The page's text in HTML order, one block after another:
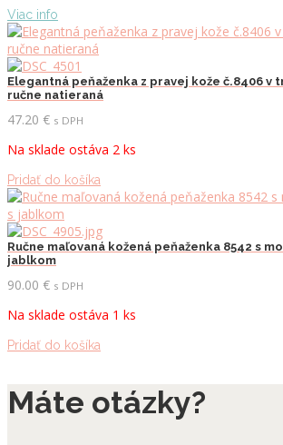
Viac info
Elegantná peňaženka z pravej kože č.8406 v
ručne natieraná
47.20 € s DPH
Na sklade ostáva 2 ks
Pridať do košíka
Ručne maľovaná kožená peňaženka 8542 s
jablkom
90.00 € s DPH
Na sklade ostáva 1 ks
Pridať do košíka
Máte otázky?